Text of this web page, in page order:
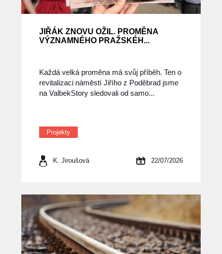
JIŘÁK ZNOVU OŽIL. PROMĚNA
VÝZNAMNÉHO PRAŽSKÉH...
Každá velká proměna má svůj příběh. Ten o
revitalizaci náměstí Jiřího z Poděbrad jsme
na ValbekStory sledovali od samo...
Projekty
K. Jiroušová 22/07/2026